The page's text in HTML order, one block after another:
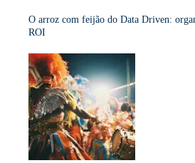
O arroz com feijão do Data Driven:
ROI